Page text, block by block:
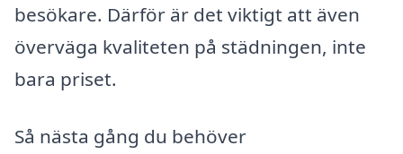
besökare. Därför är det viktigt att även
överväga kvaliteten på städningen, inte
bara priset.
Så nästa gång du behöver